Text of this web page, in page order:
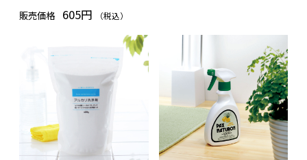
販売価格 605円 （税込）